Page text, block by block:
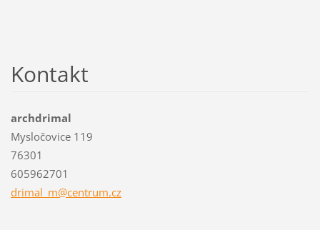
Kontakt
archdrimal
Mysločovice 119
76301
605962701
drimal_m@centrum.cz